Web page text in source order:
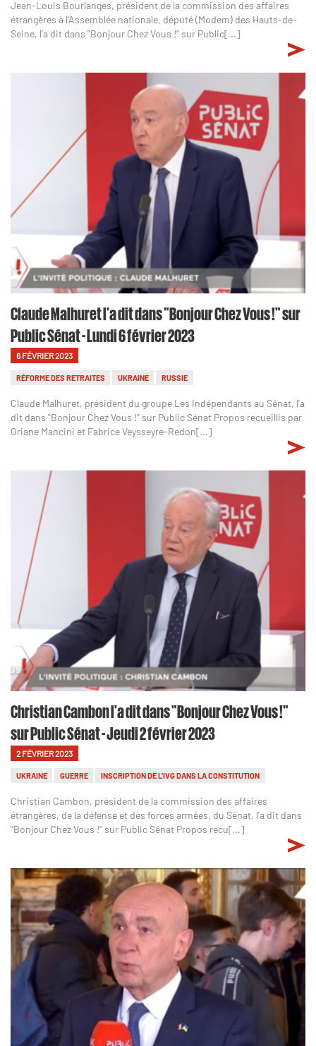
Jean-Louis Bourlanges, président de la commission des affaires
étrangères à l’Assemblée nationale, député (Modem) des Hauts-de-
Seine, l'a dit dans "Bonjour Chez Vous !" sur Public[...]
Claude Malhuret l'a dit dans "Bonjour Chez Vous !" sur
Public Sénat - Lundi 6 février 2023
6 FÉVRIER 2023
RÉFORME DES RETRAITES UKRAINE RUSSIE
Claude Malhuret, président du groupe Les Indépendants au Sénat, l'a
dit dans "Bonjour Chez Vous !" sur Public Sénat Propos recueillis par
Oriane Mancini et Fabrice Veysseyre-Redon[...]
Christian Cambon l'a dit dans "Bonjour Chez Vous !"
sur Public Sénat - Jeudi 2 février 2023
2 FÉVRIER 2023
UKRAINE GUERRE INSCRIPTION DE L'IVG DANS LA CONSTITUTION
Christian Cambon, président de la commission des affaires
étrangères, de la défense et des forces armées, du Sénat, l'a dit dans
"Bonjour Chez Vous !" sur Public Sénat Propos recu[...]